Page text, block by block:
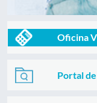
Oficina
Portal